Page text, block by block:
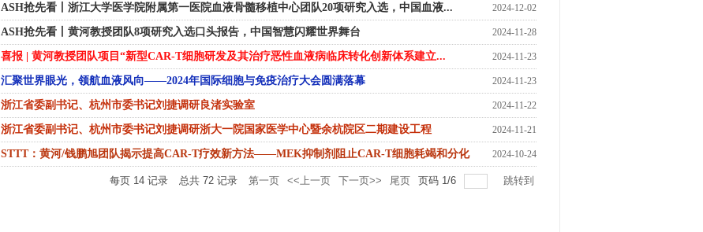
ASH抢先看丨浙江大学医学院附属第一医院血液骨髓移植中心团队20项研究入选，中国血液... 2024-12-02
ASH抢先看丨黄河教授团队8项研究入选口头报告，中国智慧闪耀世界舞台 2024-11-28
喜报 | 黄河教授团队项目“新型CAR-T细胞研发及其治疗恶性血液病临床转化创新体系建立... 2024-11-23
汇聚世界眼光，领航血液风向——2024年国际细胞与免疫治疗大会圆满落幕 2024-11-23
浙江省委副书记、杭州市委书记刘捷调研良渚实验室 2024-11-22
浙江省委副书记、杭州市委书记刘捷调研浙大一院国家医学中心暨余杭院区二期建设工程 2024-11-21
STTT：黄河/钱鹏旭团队揭示提高CAR-T疗效新方法——MEK抑制剂阻止CAR-T细胞耗竭和分化 2024-10-24
每页 14记录 总共 72记录 第一页 <<上一页 下一页>> 尾页 页码 1/6 跳转到